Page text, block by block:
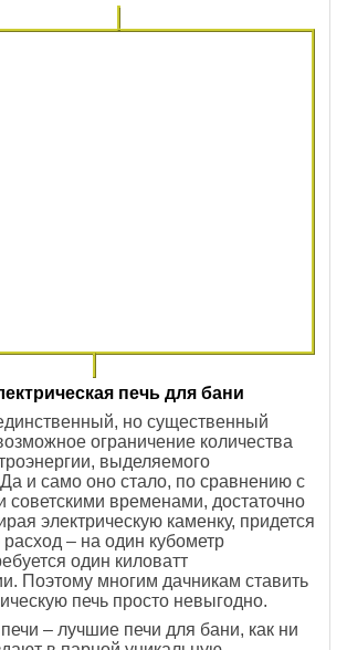
печь для бани
но существенный
ограничение количества
выделяемого
и само оно стало, по сравнению с
советскими временами, достаточно
электрическую каменку, придется
расход – на один кубометр
один киловатт
Поэтому многим дачникам ставить
печь просто невыгодно.
– лучшие печи для бани, как ни